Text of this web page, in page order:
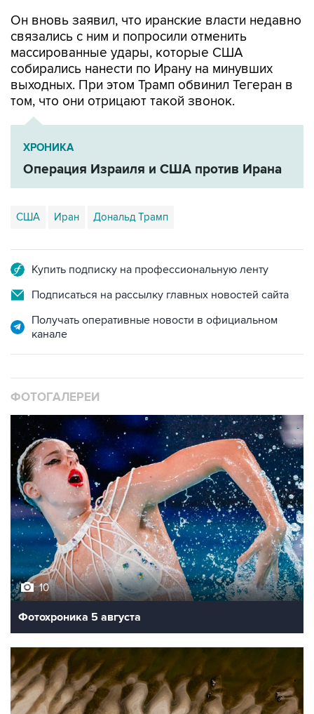
Он вновь заявил, что иранские власти недавно
связались с ним и попросили отменить
массированные удары, которые США
собирались нанести по Ирану на минувших
выходных. При этом Трамп обвинил Тегеран в
том, что они отрицают такой звонок.
ХРОНИКА
Операция Израиля и США против Ирана
США Иран Дональд Трамп
Купить подписку на профессиональную ленту
Подписаться на рассылку главных новостей сайта
Получать оперативные новости в официальном
канале
ФОТОГАЛЕРЕИ
10
Фотохроника 5 августа